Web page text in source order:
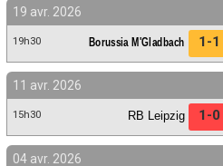
19 avr. 2026
19h30 Borussia M'Gladbach 1-1
11 avr. 2026
15h30 RB Leipzig 1-0
04 avr. 2026